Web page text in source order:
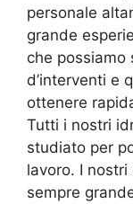
personale
grande
che possiamo
d’interventi e
ottenere
Tutti i nostri
studiato per
lavoro. I
sempre